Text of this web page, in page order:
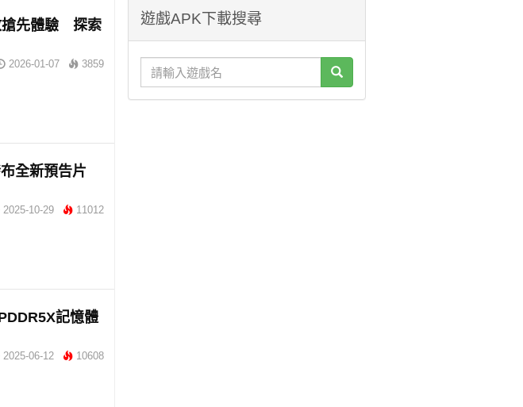
搶先體驗 探索
2026-01-07 3859
布全新預告片
2025-10-29 11012
記憶體
2025-06-12 10608
遊戲APK下載搜尋